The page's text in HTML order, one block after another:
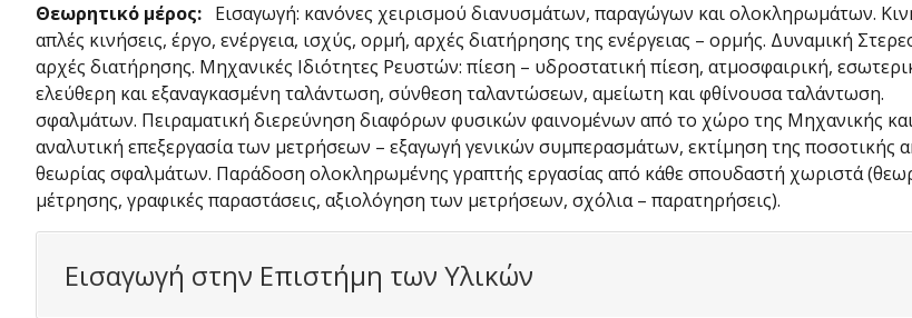
Θεωρητικό μέρος: Εισαγωγή: κανόνες χειρισμού διανυσμάτων, παραγώγων και ολοκληρωμάτων.
απλές κινήσεις, έργο, ενέργεια, ισχύς, ορμή, αρχές διατήρησης της ενέργειας – ορμής. Δυναμική
αρχές διατήρησης. Μηχανικές Ιδιότητες Ρευστών: πίεση – υδροστατική πίεση, ατμοσφαιρική,
ελεύθερη και εξαναγκασμένη ταλάντωση, σύνθεση ταλαντώσεων, αμείωτη και φθίνουσα ταλάντωση.
σφαλμάτων. Πειραματική διερεύνηση διαφόρων φυσικών φαινομένων από το χώρο της Μηχανικής
αναλυτική επεξεργασία των μετρήσεων – εξαγωγή γενικών συμπερασμάτων, εκτίμηση της ποσοτικής
θεωρίας σφαλμάτων. Παράδοση ολοκληρωμένης γραπτής εργασίας από κάθε σπουδαστή χωριστά
μέτρησης, γραφικές παραστάσεις, αξιολόγηση των μετρήσεων, σχόλια – παρατηρήσεις).
Εισαγωγή στην Επιστήμη των Υλικών